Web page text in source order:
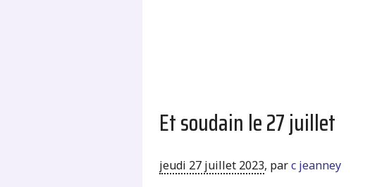
Et soudain le 27 juillet
jeudi 27 juillet 2023, parc jeanney